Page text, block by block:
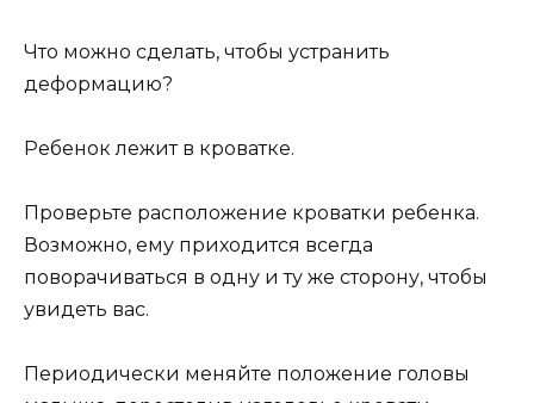
Что можно сделать, чтобы устранить
деформацию?
Ребенок лежит в кроватке.
Проверьте расположение кроватки ребенка.
Возможно, ему приходится всегда
поворачиваться в одну и ту же сторону, чтобы
увидеть вас.
Периодически меняйте положение головы